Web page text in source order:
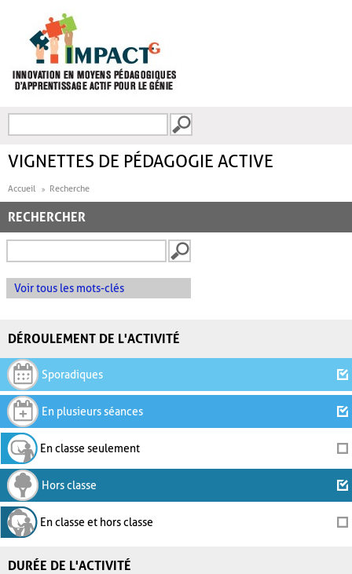
FORMULAIRE DE
VIGNETTES DE PÉDAGOGIE ACTIVE
Accueil Recherche
RECHERCHER
Voir tous les mots-clés
DÉROULEMENT DE L'ACTIVITÉ
Sporadiques
En plusieurs séances
En classe seulement
Hors classe
En classe et hors classe
DURÉE DE L'ACTIVITÉ